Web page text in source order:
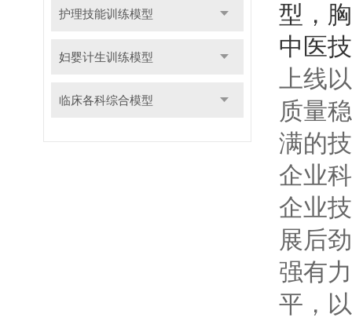
护理技能训练模型
妇婴计生训练模型
临床各科综合模型
型，
中医
上线
质量
满的
企业
企业
展后
强有
平，